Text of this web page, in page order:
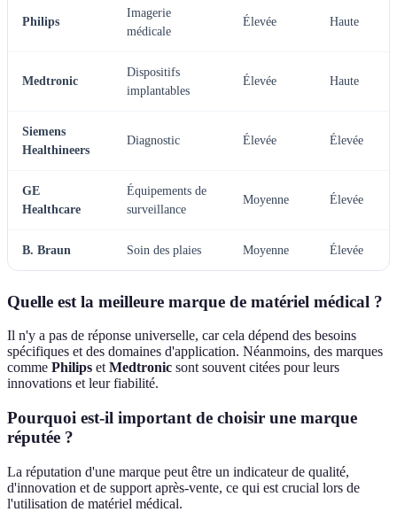
Philips
Imagerie
médicale
Élevée Haute
Medtronic
Dispositifs
implantables
Élevée Haute
Siemens
Healthineers
Diagnostic Élevée Élevée
GE
Healthcare
Équipements de
surveillance
Moyenne Élevée
B. Braun Soin des plaies Moyenne Élevée
Quelle est la meilleure marque de matériel médical ?
Il n'y a pas de réponse universelle, car cela dépend des besoins
spécifiques et des domaines d'application. Néanmoins, des marques
comme Philips et Medtronic sont souvent citées pour leurs
innovations et leur fiabilité.
Pourquoi est-il important de choisir une marque
réputée ?
La réputation d'une marque peut être un indicateur de qualité,
d'innovation et de support après-vente, ce qui est crucial lors de
l'utilisation de matériel médical.